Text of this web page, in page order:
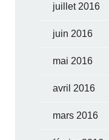
juillet 2016
juin 2016
mai 2016
avril 2016
mars 2016